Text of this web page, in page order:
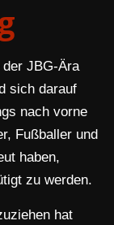
JBG-Ära
sich darauf
nach vorne
Fußballer und
haben,
zu werden.
hat